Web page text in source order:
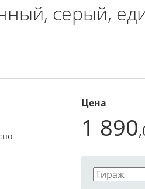
серый,
Цена
1 890